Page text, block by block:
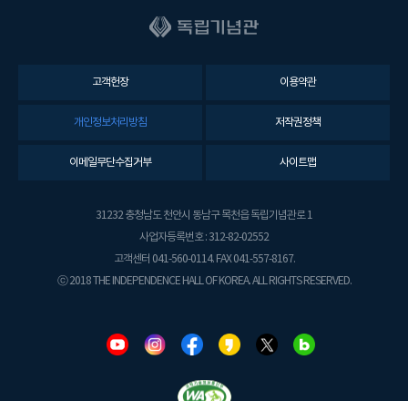
고객헌장 이용약관
개인정보처리방침 저작권정책
이메일무단수집거부 사이트맵
31232 충청남도 천안시 동남구 목천읍 독립기념관로 1
사업자등록번호 : 312-82-02552
고객센터 041-560-0114. FAX 041-557-8167.
ⓒ 2018 THE INDEPENDENCE HALL OF KOREA. ALL RIGHTS RESERVED.